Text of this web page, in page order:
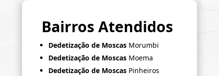
Bairros Atendidos
Dedetização de Moscas Morumbi
Dedetização de Moscas Moema
Dedetização de Moscas Pinheiros